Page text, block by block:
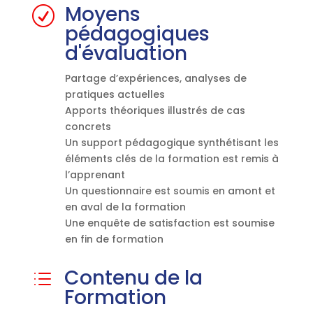
R Moyens
pédagogiques
d'évaluation
Partage d’expériences, analyses de
pratiques actuelles
Apports théoriques illustrés de cas
concrets
Un support pédagogique synthétisant les
éléments clés de la formation est remis à
l’apprenant
Un questionnaire est soumis en amont et
en aval de la formation
Une enquête de satisfaction est soumise
en fin de formation
d Contenu de la
Formation